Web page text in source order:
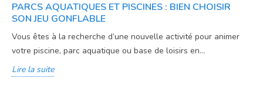
PARCS AQUATIQUES ET PISCINES : BIEN CHOISIR
SON JEU GONFLABLE
Vous êtes à la recherche d’une nouvelle activité pour animer
votre piscine, parc aquatique ou base de loisirs en...
Lire la suite